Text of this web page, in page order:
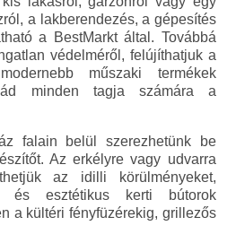
a lakberendezés, a gépesítés
a BestMarkt által. Továbbá
védelméről, felújíthatjuk a
műszaki termékek
minden tagja számára a
falain belül szerezhetünk be
Az erkélyre vagy udvarra
az idilli körülményeket,
és esztétikus kerti bútorok
a kültéri fényfüzérekig, grillezős